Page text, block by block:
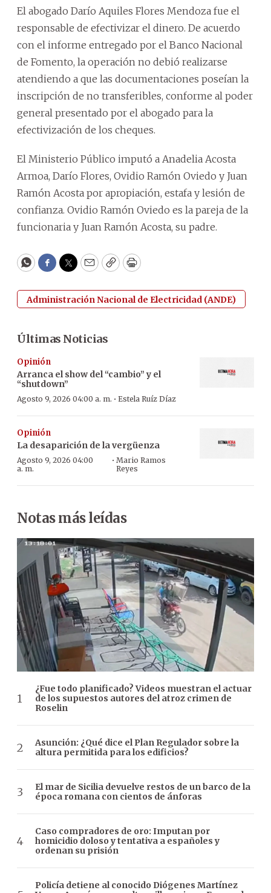
El abogado Darío Aquiles Flores Mendoza fue el
responsable de efectivizar el dinero. De acuerdo
con el informe entregado por el Banco Nacional
de Fomento, la operación no debió realizarse
atendiendo a que las documentaciones poseían la
inscripción de no transferibles, conforme al poder
general presentado por el abogado para la
efectivización de los cheques.
El Ministerio Público imputó a Anadelia Acosta
Armoa, Darío Flores, Ovidio Ramón Oviedo y Juan
Ramón Acosta por apropiación, estafa y lesión de
confianza. Ovidio Ramón Oviedo es la pareja de la
funcionaria y Juan Ramón Acosta, su padre.
WhatsApp
Facebook
Twitter
EmailCopyPrint
Administración Nacional de Electricidad (ANDE)
Últimas Noticias
Opinión
Arranca el show del “cambio” y el
“shutdown”
Agosto 9, 2026 04:00 a. m. · Estela Ruíz Díaz
Opinión
La desaparición de la vergüenza
Agosto 9, 2026 04:00
a. m.
· Mario Ramos
Reyes
Notas más leídas
¿Fue todo planificado? Videos muestran el actuar
de los supuestos autores del atroz crimen de
Roselin
Asunción: ¿Qué dice el Plan Regulador sobre la
altura permitida para los edificios?
El mar de Sicilia devuelve restos de un barco de la
época romana con cientos de ánforas
Caso compradores de oro: Imputan por
homicidio doloso y tentativa a españoles y
ordenan su prisión
Policía detiene al conocido Diógenes Martínez